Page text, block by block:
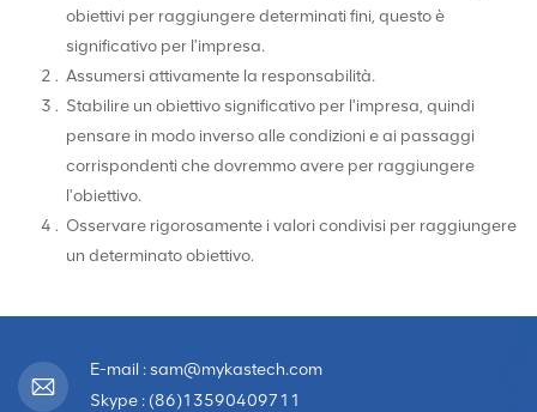
obiettivi per raggiungere determinati fini, questo è
significativo per l'impresa.
Assumersi attivamente la responsabilità.
Stabilire un obiettivo significativo per l'impresa, quindi
pensare in modo inverso alle condizioni e ai passaggi
corrispondenti che dovremmo avere per raggiungere
l'obiettivo.
Osservare rigorosamente i valori condivisi per raggiungere
un determinato obiettivo.
E-mail : sam@mykastech.com
Skype : (86)13590409711